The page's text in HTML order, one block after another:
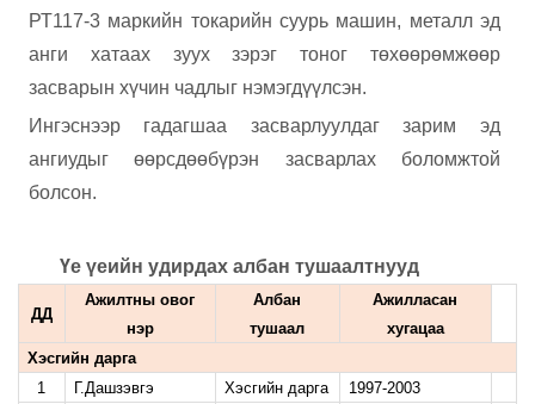
РТ117-3 маркийн токарийн суурь машин, металл эд
анги хатаах зуух зэрэг тоног төхөөрөмжөөр
засварын хүчин чадлыг нэмэгдүүлсэн.
Ингэснээр гадагшаа засварлуулдаг зарим эд
ангиудыг өөрсдөөбүрэн засварлах боломжтой
болсон.
Үе үеийн удирдах албан тушаалтнууд
ДД
Ажилтны овог
нэр
Албан
тушаал
Ажилласан
хугацаа
Хэсгийн дарга
1
Г.Дашзэвгэ Хэсгийн дарга 1997-2003